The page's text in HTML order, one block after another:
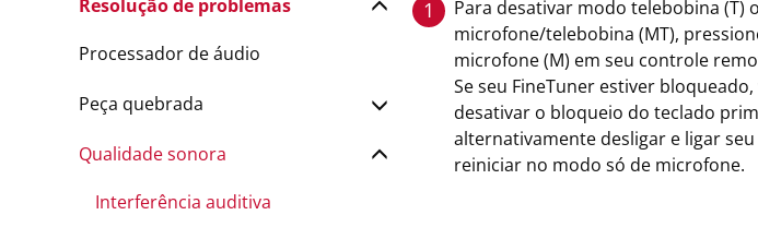
1
Para desativar modo telebobina (T)
microfone/telebobina (MT),
microfone (M) em seu controle
Se seu FineTuner estiver
desativar o bloqueio do teclado
alternativamente desligar e ligar seu
reiniciar no modo só de microfone.
Resolução de problemas
Processador de áudio
Peça quebrada
Qualidade sonora
Interferência auditiva